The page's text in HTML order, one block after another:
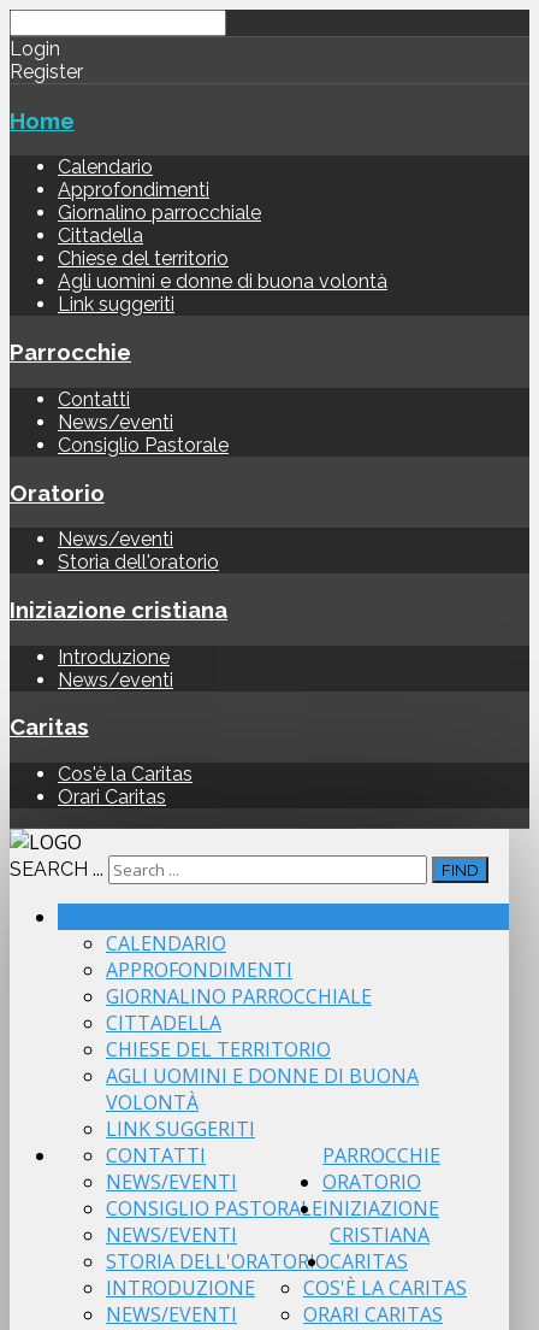
Login
Register
Home
Calendario
Approfondimenti
Giornalino parrocchiale
Cittadella
Chiese del territorio
Agli uomini e donne di buona volontà
Link suggeriti
Parrocchie
Contatti
News/eventi
Consiglio Pastorale
Oratorio
News/eventi
Storia dell'oratorio
Iniziazione cristiana
Introduzione
News/eventi
Caritas
Cos'è la Caritas
Orari Caritas
SEARCH ... FIND
CALENDARIO
APPROFONDIMENTI
GIORNALINO PARROCCHIALE
CITTADELLA
CHIESE DEL TERRITORIO
AGLI UOMINI E DONNE DI BUONA
VOLONTÀ
LINK SUGGERITI
PARROCCHIE
CONTATTI
NEWS/EVENTI
CONSIGLIO PASTORALE
ORATORIO
NEWS/EVENTI
STORIA DELL'ORATORIO
INIZIAZIONE
CRISTIANA
INTRODUZIONE
NEWS/EVENTI
CARITAS
COS'È LA CARITAS
ORARI CARITAS